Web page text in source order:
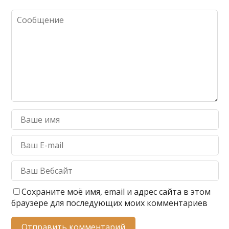
и
Сохраните моё имя, email и адрес сайта в этом
браузере для последующих моих комментариев